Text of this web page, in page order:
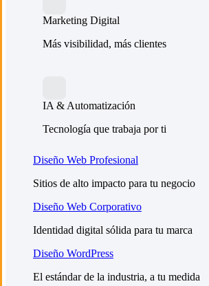
Marketing Digital
Más visibilidad, más clientes
IA & Automatización
Tecnología que trabaja por ti
Diseño Web Profesional
Sitios de alto impacto para tu negocio
Diseño Web Corporativo
Identidad digital sólida para tu marca
Diseño WordPress
El estándar de la industria, a tu medida